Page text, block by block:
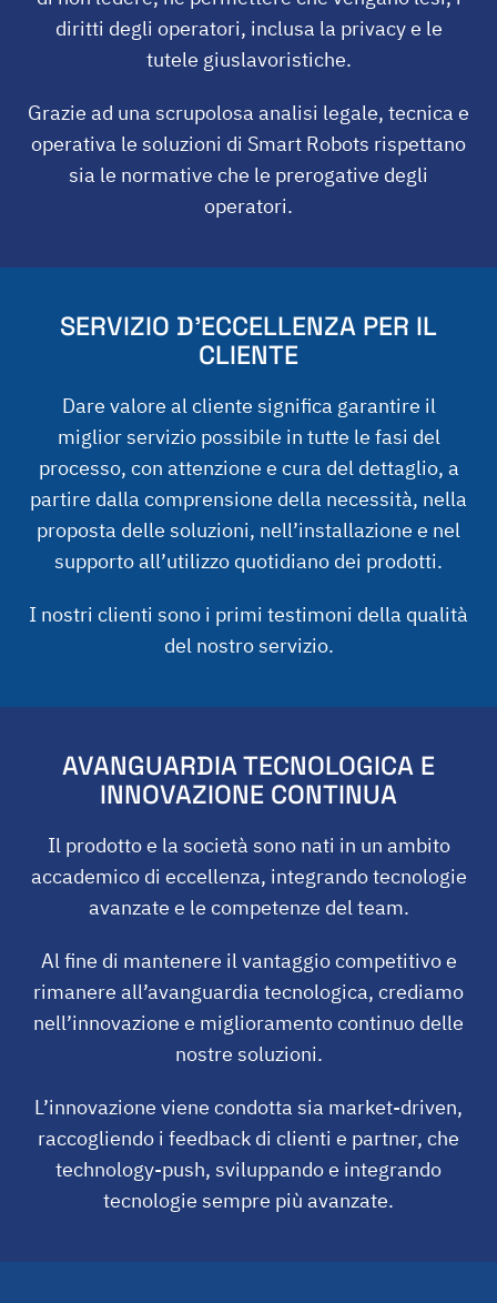
diritti degli operatori, inclusa la privacy e le
tutele giuslavoristiche.
Grazie ad una scrupolosa analisi legale, tecnica e
operativa le soluzioni di Smart Robots rispettano
sia le normative che le prerogative degli
operatori.
SERVIZIO D’ECCELLENZA PER IL
CLIENTE
Dare valore al cliente significa garantire il
miglior servizio possibile in tutte le fasi del
processo, con attenzione e cura del dettaglio, a
partire dalla comprensione della necessità, nella
proposta delle soluzioni, nell’installazione e nel
supporto all’utilizzo quotidiano dei prodotti.
I nostri clienti sono i primi testimoni della qualità
del nostro servizio.
AVANGUARDIA TECNOLOGICA E
INNOVAZIONE CONTINUA
Il prodotto e la società sono nati in un ambito
accademico di eccellenza, integrando tecnologie
avanzate e le competenze del team.
Al fine di mantenere il vantaggio competitivo e
rimanere all’avanguardia tecnologica, crediamo
nell’innovazione e miglioramento continuo delle
nostre soluzioni.
L’innovazione viene condotta sia market-driven,
raccogliendo i feedback di clienti e partner, che
technology-push, sviluppando e integrando
tecnologie sempre più avanzate.